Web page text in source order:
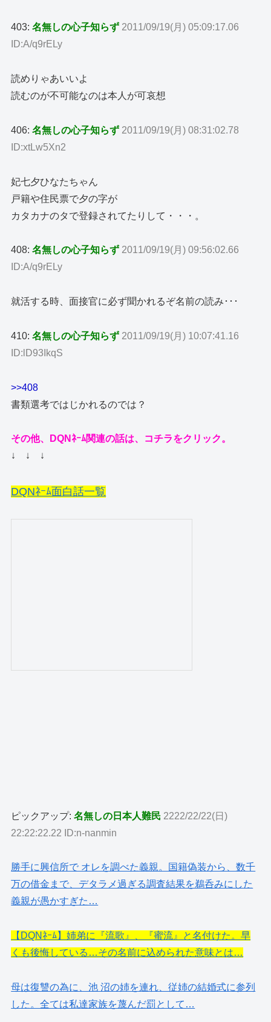
403:名無しの心子知らず 2011/09/19(月) 05:09:17.06
ID:A/q9rELy
読めりゃあいいよ
読むのが不可能なのは本人が可哀想
406:名無しの心子知らず 2011/09/19(月) 08:31:02.78
ID:xtLw5Xn2
妃七夕ひなたちゃん
戸籍や住民票で夕の字が
カタカナのタで登録されてたりして・・・。
408:名無しの心子知らず 2011/09/19(月) 09:56:02.66
ID:A/q9rELy
就活する時、面接官に必ず聞かれるぞ名前の読み･･･
410:名無しの心子知らず 2011/09/19(月) 10:07:41.16
ID:lD93IkqS
>>408
書類選考ではじかれるのでは？
その他、DQNﾈｰﾑ関連の話は、コチラをクリック。
↓ ↓ ↓
DQNﾈｰﾑ面白話一覧
ピックアップ:名無しの日本人難民 2222/22/22(日)
22:22:22.22 ID:n-nanmin
勝手に興信所で オレを調べた義親。国籍偽装から、数千
万の借金まで、デタラメ過ぎる調査結果を鵜呑みにした
義親が愚かすぎた…
【DQNﾈｰﾑ】姉弟に『流歌』、『蜜流』と名付けた。早
くも後悔している…その名前に込められた意味とは…
母は復讐の為に、池 沼の姉を連れ、従姉の結婚式に参列
した。全ては私達家族を蔑んだ罰として…